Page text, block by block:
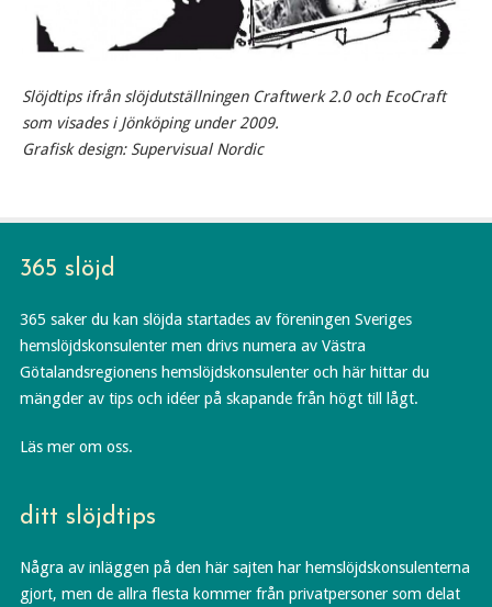
Slöjdtips ifrån slöjdutställningen Craftwerk 2.0 och EcoCraft
som visades i Jönköping under 2009.
Grafisk design: Supervisual Nordic
365 slöjd
365 saker du kan slöjda startades av föreningen Sveriges
hemslöjdskonsulenter men drivs numera av Västra
Götalandsregionens hemslöjdskonsulenter och här hittar du
mängder av tips och idéer på skapande från högt till lågt.
Läs mer om oss.
ditt slöjdtips
Några av inläggen på den här sajten har hemslöjdskonsulenterna
gjort, men de allra flesta kommer från privatpersoner som delat